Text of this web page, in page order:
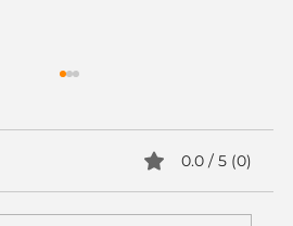
0.0 / 5 (0)